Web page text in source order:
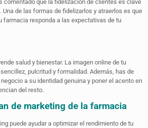
comentado que la fidelización de clientes es clave
Una de las formas de fidelizarlos y atraerlos es que
farmacia responda a las expectativas de tu
salud y bienestar. La imagen online de tu
pulcritud y formalidad. Además, has de
a su identidad genuina y poner el acento en
del resto.
de marketing de la farmacia
puede ayudar a optimizar el rendimiento de tu